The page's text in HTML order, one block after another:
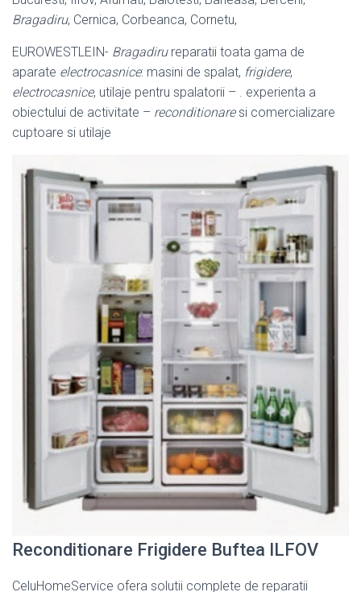
Bragadiru, Cernica, Corbeanca, Cornetu,
EUROWESTLEIN- Bragadirureparatii toata gama de
aparate electrocasnice: masini de spalat, frigidere,
electrocasnice, utilaje pentru spalatorii – . experienta a
obiectului de activitate – reconditionaresi comercializare
cuptoare si utilaje
Reconditionare Frigidere Buftea ILFOV
CeluHomeService ofera solutii complete de reparatii